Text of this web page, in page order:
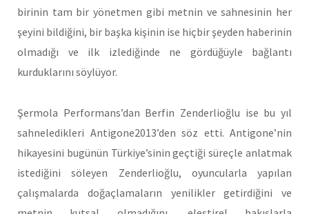
birinin tam bir yönetmen gibi metnin ve sahnesinin her
şeyini bildiğini, bir başka kişinin ise hiçbir şeyden haberinin
olmadığı ve ilk izlediğinde ne gördüğüyle bağlantı
kurduklarını söylüyor.
Şermola Performans’dan Berfin Zenderlioğlu ise bu yıl
sahneledikleri Antigone2013’den söz etti. Antigone’nin
hikayesini bugünün Türkiye’sinin geçtiği süreçle anlatmak
istediğini söleyen Zenderlioğlu, oyuncularla yapılan
çalışmalarda doğaçlamaların yenilikler getirdiğini ve